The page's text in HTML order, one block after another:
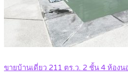
ขายบ้านเดี่ยว 211 ตร.ว. 2 ชั้น 4 ห้อง